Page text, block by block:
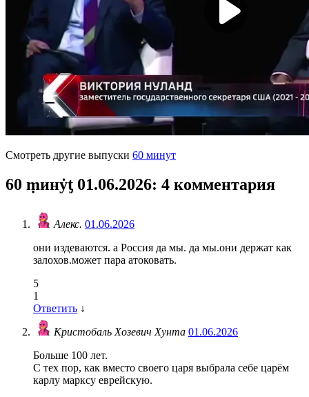
Смотреть другие выпуски 60 минут
60 ṃинẏƫ 01.06.2026: 4 комментария
Алекс. 01.06.2026
они издеваются. а Россия да мы. да мы.они держат как
залохов.может пара атоковать.
5
1
Ответить ↓
Кристобаль Хозевич Хунта 01.06.2026
Больше 100 лет.
С тех пор, как вместо своего царя выбрала себе царём
карлу марксу еврейскую.